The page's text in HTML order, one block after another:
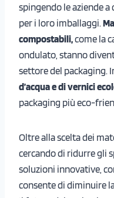
spingendo le aziende
per i loro imballaggi.
compostabili,come la
ondulato, stanno
settore del packaging.
d’acqua e di vernici
packaging più eco-
Oltre alla scelta dei
cercando di ridurre gli
soluzioni innovative,
consente di diminuire